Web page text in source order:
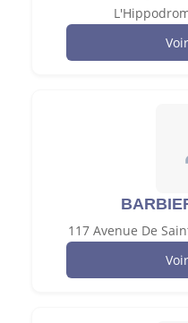
117 Avenue De